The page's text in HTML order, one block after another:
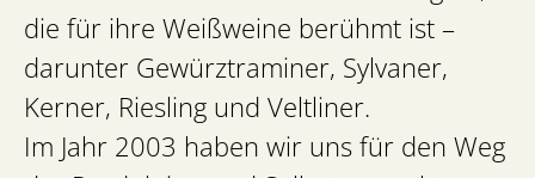
die für ihre Weißweine berühmt ist –
darunter Gewürztraminer, Sylvaner,
Kerner, Riesling und Veltliner.
Im Jahr 2003 haben wir uns für den Weg